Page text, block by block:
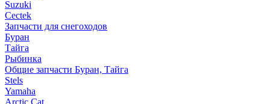
Suzuki
Cectek
Запчасти для снегоходов
Буран
Тайга
Рыбинка
Общие запчасти Буран, Тайга
Stels
Yamaha
Arctic Cat